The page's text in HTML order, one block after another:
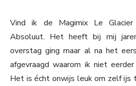
Vind ik de Magimix Le Glacier
Absoluut. Het heeft bij mij
overstag ging maar al na het
afgevraagd waarom ik niet
Het is écht onwijs leuk om zelf ijs